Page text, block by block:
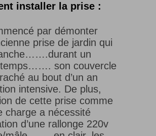
installer la prise :
par démonter
prise de jardin qui
un
son couvercle
au bout d’un an
intensive. De plus,
de cette prise comme
charge a nécessité
d’une rallonge 220v